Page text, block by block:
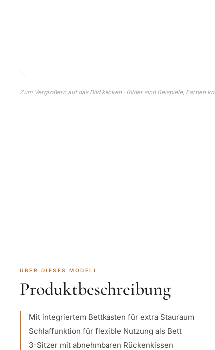
Zum Vergrößern auf das Bild klicken · Bilder sind Beispiele, Farben
ÜBER DIESES MODELL
Produktbeschreibung
Mit integriertem Bettkasten für extra Stauraum
Schlaffunktion für flexible Nutzung als Bett
3-Sitzer mit abnehmbaren Rückenkissen